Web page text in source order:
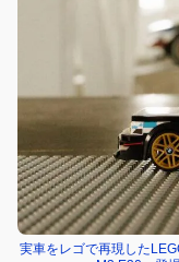
実車をレゴで再現した